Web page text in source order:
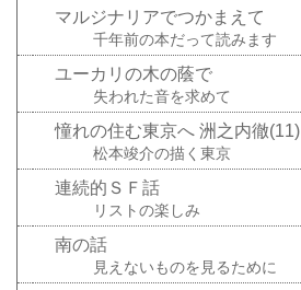
マルジナリアでつかまえて
千年前の本だって読みます
ユーカリの木の蔭で
失われた音を求めて
憧れの住む東京へ 洲之内徹(11)
松本竣介の描く東京
連続的ＳＦ話
リストの楽しみ
南の話
見えないものを見るために